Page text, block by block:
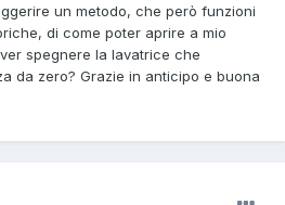
un metodo, che però funzioni
di come poter aprire a mio
spegnere la lavatrice che
da zero? Grazie in anticipo e buona